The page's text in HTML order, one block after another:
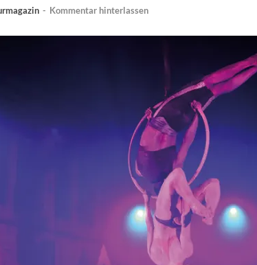
- Kommentar hinterlassen